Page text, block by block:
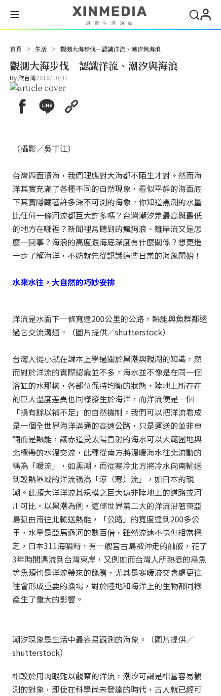
首頁 > 生活 > 觀測大海步伐－認識洋流、潮汐與海浪
觀測大海步伐－認識洋流、潮汐與海浪
By欣台灣2018/10/11
（攝影／吳丁江）
台灣四面環海，我們理應對大海都不陌生才對。然而海
洋其實充滿了各種不同的自然現象，看似平靜的海面底
下其實隱藏著許多深不可測的海象。你知道黑潮的水量
比任何一條河流都巨大許多嗎？台灣潮汐差最高與最低
的地方在哪裡？新聞裡常聽到的瘋狗浪、離岸流又是怎
麼一回事？海浪的高度跟海底深度有什麼關係？想更進
一步了解海洋，不妨就先從認識這些日常的海象開始！
水來水往，大自然的巧妙安排
洋流是水面下一條寬達200公里的公路，熱能與魚群都透
過它交流溝通。（圖片提供／shutterstock）
台灣人從小就在課本上學過關於黑潮與親潮的知識，然
而對於洋流的實際認識並不多。海水並不像是在同一個
浴缸的水那樣，各部位保持均衡的狀態，陸地上所存在
的巨大溫度差異也同樣發生於海洋，而洋流便是一個
「損有餘以補不足」的自然機制。我們可以把洋流看成
是一個全世界海洋溝通的高速公路，只是運送的並非車
輛而是熱能，讓赤道受太陽直射的海水可以大範圍地與
北極帶的水溫交流，此種從南方將溫暖海水往北流動的
稱為「暖流」，如黑潮，而從寒冷北方將冷水向南輸送
到較熱區域的洋流稱為「涼（寒）流」，如日本的親
潮。此類大洋洋流其規模之巨大遠非陸地上的道路或河
川可比。以黑潮為例，這條世界第二大的洋流沿著東亞
島弧由南往北輸送熱能，「公路」的寬度達到200多公
里，水量是亞馬遜河的數百倍，雖然流速不快但相當穩
定，日本311海嘯時，有一艘宮古島被沖走的舢舨，花了
3年時間漂流到台灣東岸，又例如而台灣人所熟悉的烏魚
等魚類也是洋流帶來的餽贈，尤其是寒暖流交會處更往
往會形成重要的漁場，對於陸地和海洋上的生物都同樣
產生了重大的影響。
潮汐現象是生活中最容易觀測的海象。（圖片提供／
shutterstock）
相較於用肉眼難以觀察的洋流，潮汐可謂是相當容易觀
測的對象，即使在科學尚未發達的時代，古人就已經可